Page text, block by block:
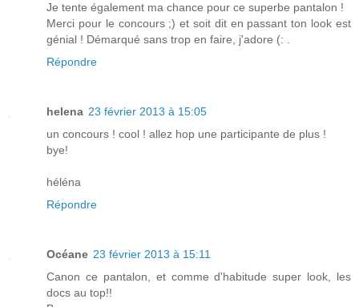
Je tente également ma chance pour ce superbe pantalon !
Merci pour le concours ;) et soit dit en passant ton look est
génial ! Démarqué sans trop en faire, j'adore (: .
Répondre
helena 23 février 2013 à 15:05
un concours ! cool ! allez hop une participante de plus !
bye!
héléna
Répondre
Océane 23 février 2013 à 15:11
Canon ce pantalon, et comme d'habitude super look, les
docs au top!!